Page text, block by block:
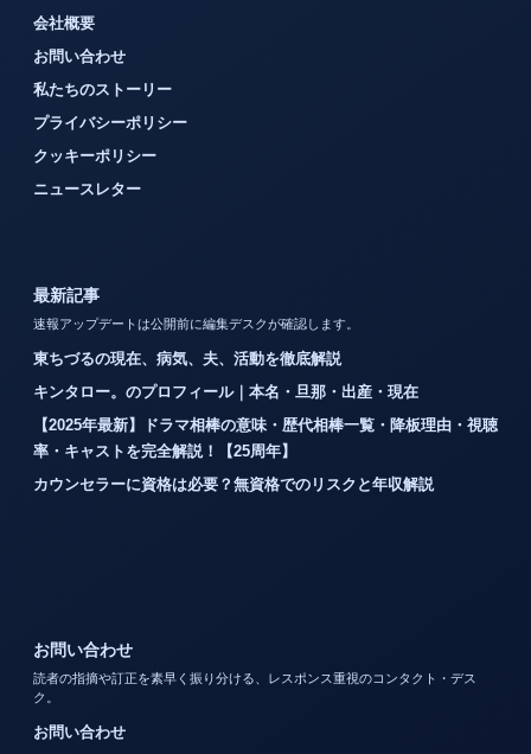
会社概要
お問い合わせ
私たちのストーリー
プライバシーポリシー
クッキーポリシー
ニュースレター
最新記事
速報アップデートは公開前に編集デスクが確認します。
東ちづるの現在、病気、夫、活動を徹底解説
キンタロー。のプロフィール｜本名・旦那・出産・現在
【2025年最新】ドラマ相棒の意味・歴代相棒一覧・降板理由・視聴
率・キャストを完全解説！【25周年】
カウンセラーに資格は必要？無資格でのリスクと年収解説
お問い合わせ
読者の指摘や訂正を素早く振り分ける、レスポンス重視のコンタクト・デス
ク。
お問い合わせ